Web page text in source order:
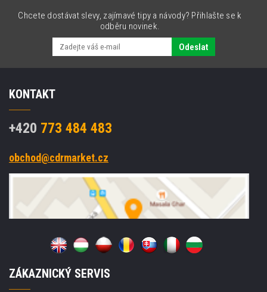
Chcete dostávat slevy, zajímavé tipy a návody? Přihlašte se k
odběru novinek.
Odeslat
KONTAKT
+420 773 484 483
obchod@cdrmarket.cz
ZÁKAZNICKÝ SERVIS